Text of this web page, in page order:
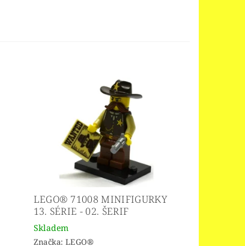
LEGO® 71008 MINIFIGURKY
13. SÉRIE - 02. ŠERIF
Skladem
Značka:LEGO®